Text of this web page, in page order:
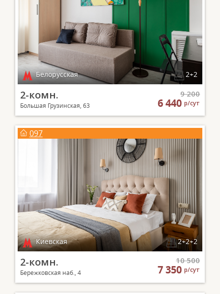
Белорусская 2+2
2-комн.
Большая Грузинская, 63
9 200
6 440р/сут
097
Киевская 2+2+2
2-комн.
Бережковская наб., 4
10 500
7 350р/сут